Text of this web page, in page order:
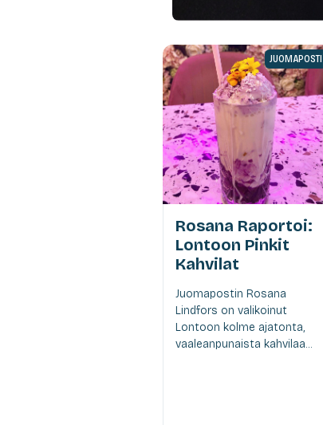
JUOMAPOSTI
Rosana Raportoi:
Lontoon Pinkit
Kahvilat
Juomapostin Rosana
Lindfors on valikoinut
Lontoon kolme ajatonta,
vaaleanpunaista kahvilaa...